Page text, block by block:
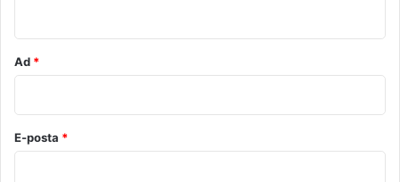
Ad *
E-posta *